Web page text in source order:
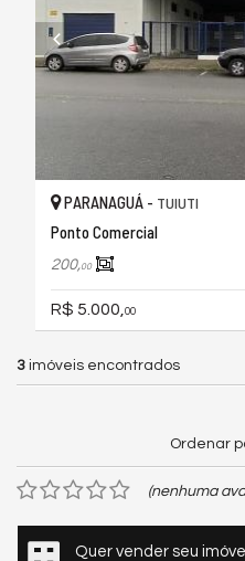
PARANAGUÁ - TUIUTI
Ponto Comercial
200,00
R$ 5.000, 00
3 imóveis encontrados
Ordenar
(nenhuma
Quer vender seu